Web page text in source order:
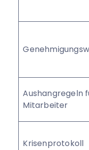
Aushangregeln
Mitarbeiter
Krisenprotokoll